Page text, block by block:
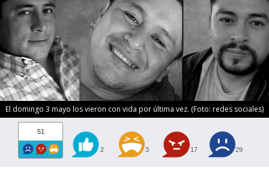
El domingo 3 mayo los vieron con vida por última vez. (Foto: redes sociales)
51
2 3 17 29